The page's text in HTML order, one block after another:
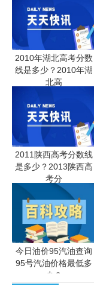
2010年湖北高考分数
线是多少？2010年湖
北高
2011陕西高考分数线
是多少？2013陕西高
考分
今日油价95汽油查询
95号汽油价格最低多
少？